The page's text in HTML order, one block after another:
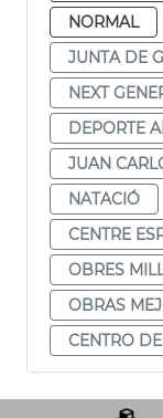
NORMAL
JUNTA DE
NEXT
DEPORTE
JUAN
NATACIÓ
CENTRE
OBRES
OBRAS
CENTRO